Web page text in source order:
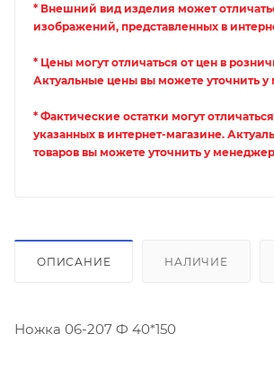
* Внешний вид изделия может
изображений, представленных в
* Цены могут отличаться от цен в
Актуальные цены вы можете уточнить
* Фактические остатки могут отличаться
указанных в интернет-магазине.
товаров вы можете уточнить у
ОПИСАНИЕ НАЛИЧИЕ
Ножка 06-207 Ф 40*150